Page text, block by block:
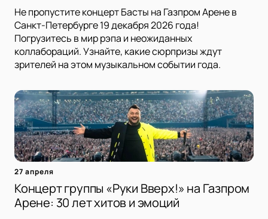
Не пропустите концерт Басты на Газпром Арене в
Санкт-Петербурге 19 декабря 2026 года!
Погрузитесь в мир рэпа и неожиданных
коллабораций. Узнайте, какие сюрпризы ждут
зрителей на этом музыкальном событии года.
27 апреля
Концерт группы «Руки Вверх!» на Газпром
Арене: 30 лет хитов и эмоций